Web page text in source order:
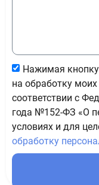
Нажимая кнопку
на обработку
соответствии с
года №152-ФЗ «О
условиях и для
обработку